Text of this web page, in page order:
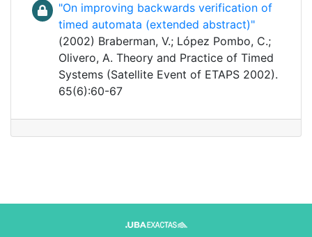
"On improving backwards verification of
timed automata (extended abstract)"
(2002) Braberman, V.; López Pombo, C.;
Olivero, A. Theory and Practice of Timed
Systems (Satellite Event of ETAPS 2002).
65(6):60-67